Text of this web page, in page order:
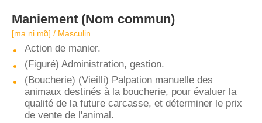
Maniement (Nom commun)
[ma.ni.mɑ̃] / Masculin
Action de manier.
(Figuré) Administration, gestion.
(Boucherie) (Vieilli) Palpation manuelle des
animaux destinés à la boucherie, pour évaluer la
qualité de la future carcasse, et déterminer le prix
de vente de l'animal.